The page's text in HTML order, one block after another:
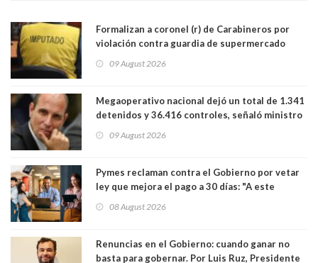
Formalizan a coronel (r) de Carabineros por
violación contra guardia de supermercado
09 August 2026
Megaoperativo nacional dejó un total de 1.341
detenidos y 36.416 controles, señaló ministro
09 August 2026
Pymes reclaman contra el Gobierno por vetar
ley que mejora el pago a 30 días: "A este
medianas empresas"
08 August 2026
Renuncias en el Gobierno: cuando ganar no
basta para gobernar. Por Luis Ruz, Presidente